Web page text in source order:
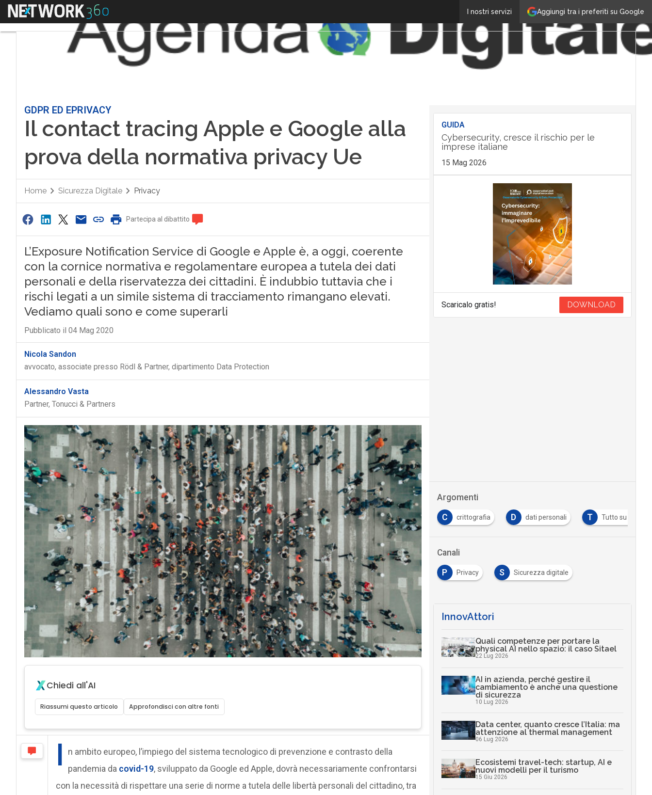
Aggiungi tra i preferiti su Google
I nostri servizi
Menu
GDPR ED EPRIVACY
Il contact tracing Apple e Google alla
prova della normativa privacy Ue
Home Sicurezza Digitale Privacy
Partecipa al dibattito
L’Exposure Notification Service di Google e Apple è, a oggi, coerente
con la cornice normativa e regolamentare europea a tutela dei dati
personali e della riservatezza dei cittadini. È indubbio tuttavia che i
rischi legati a un simile sistema di tracciamento rimangano elevati.
Vediamo quali sono e come superarli
Pubblicato il 04 Mag 2020
Nicola Sandon
avvocato, associate presso Rödl & Partner, dipartimento Data Protection
Alessandro Vasta
Partner, Tonucci & Partners
Chiedi all'AI
Riassumi questo articolo Approfondisci con altre fonti
I
n ambito europeo, l’impiego del sistema tecnologico di prevenzione e contrasto della
pandemia da covid-19, sviluppato da Google ed Apple, dovrà necessariamente confrontarsi
con la necessità di rispettare una serie di norme a tutela delle libertà personali del cittadino, tra
GUIDA
Cybersecurity, cresce il rischio per le
imprese italiane
15 Mag 2026
Scaricalo gratis! DOWNLOAD
Argomenti
C conservazione digitale C crittografia D dati personali T Tutto su GDPR
Canali
P Privacy S Sicurezza digitale
InnovAttori
Quali competenze per portare la
physical AI nello spazio: il caso Sitael
22 Lug 2026
AI in azienda, perché gestire il
cambiamento è anche una questione
di sicurezza
10 Lug 2026
Data center, quanto cresce l’Italia: ma
attenzione al thermal management
06 Lug 2026
Ecosistemi travel-tech: startup, AI e
nuovi modelli per il turismo
15 Giu 2026